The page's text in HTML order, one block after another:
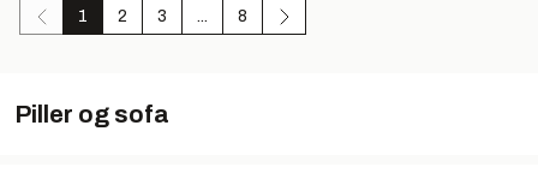
1 2 3 ... 8
Piller og sofa